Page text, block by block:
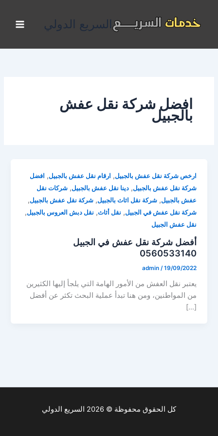
المحتوى
السريع الدولي
افضل شركة نقل عفش
بالجبيل
ارخص شركة نقل عفش بالجبيل, ارقام نقل عفش بالجبيل, افضل
شركة نقل عفش بالجبيل,دينا نقل عفش بالجبيل,شركات نقل
عفش بالجبيل,شركة نقل اثاث بالجبيل,شركة نقل عفش بالجبيل,
شركة نقل عفش في الجبيل, نقل أثاث, نقل دبش العروس بالجبيل,
نقل عفش الجبيل
أفضل شركة نقل عفش في الجبيل
0560533140
admin /19/09/2022
يعتبر نقل العفش من الأمور الهامة التي يلجأ إليها الكثيرين
من المواطنين، ومن هنا تبدأ عملية البحث تكثر عن أفضل
[…]
كل الحقوق محفوظة © 2026 السريع الدولي